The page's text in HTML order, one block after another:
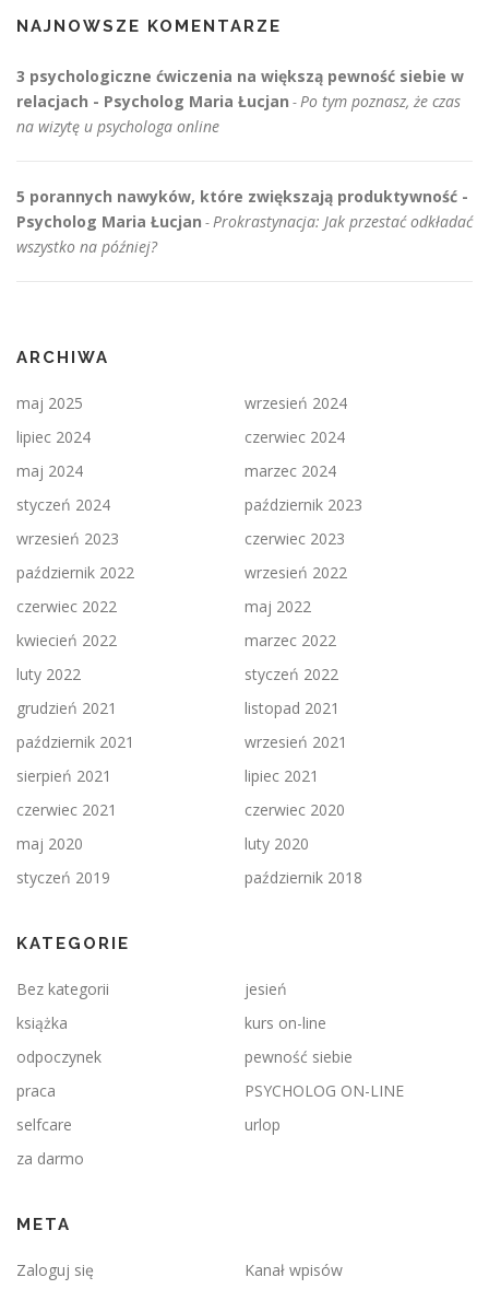
NAJNOWSZE KOMENTARZE
3 psychologiczne ćwiczenia na większą pewność siebie w
relacjach - Psycholog Maria Łucjan -Po tym poznasz, że czas
na wizytę u psychologa online
5 porannych nawyków, które zwiększają produktywność -
Psycholog Maria Łucjan -Prokrastynacja: Jak przestać odkładać
wszystko na później?
ARCHIWA
maj 2025
wrzesień 2024
lipiec 2024
czerwiec 2024
maj 2024
marzec 2024
styczeń 2024
październik 2023
wrzesień 2023
czerwiec 2023
październik 2022
wrzesień 2022
czerwiec 2022
maj 2022
kwiecień 2022
marzec 2022
luty 2022
styczeń 2022
grudzień 2021
listopad 2021
październik 2021
wrzesień 2021
sierpień 2021
lipiec 2021
czerwiec 2021
czerwiec 2020
maj 2020
luty 2020
styczeń 2019
październik 2018
KATEGORIE
Bez kategorii
jesień
książka
kurs on-line
odpoczynek
pewność siebie
praca
PSYCHOLOG ON-LINE
selfcare
urlop
za darmo
META
Zaloguj się Kanał wpisów